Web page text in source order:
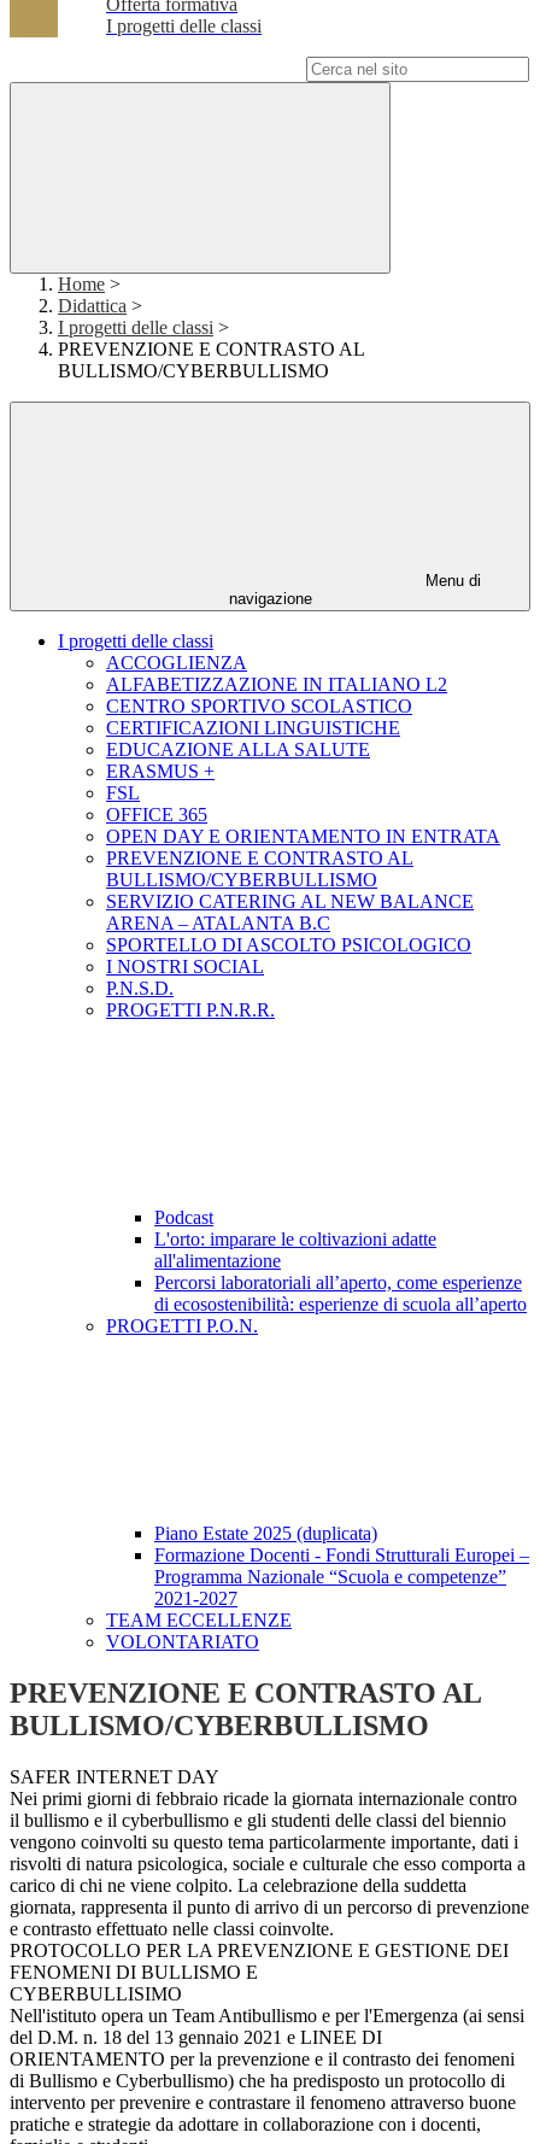
Offerta formativa
I progetti delle classi
Home >
Didattica >
I progetti delle classi >
PREVENZIONE E CONTRASTO AL
BULLISMO/CYBERBULLISMO
Menu di
navigazione
I progetti delle classi
ACCOGLIENZA
ALFABETIZZAZIONE IN ITALIANO L2
CENTRO SPORTIVO SCOLASTICO
CERTIFICAZIONI LINGUISTICHE
EDUCAZIONE ALLA SALUTE
ERASMUS +
FSL
OFFICE 365
OPEN DAY E ORIENTAMENTO IN ENTRATA
PREVENZIONE E CONTRASTO AL
BULLISMO/CYBERBULLISMO
SERVIZIO CATERING AL NEW BALANCE
ARENA – ATALANTA B.C
SPORTELLO DI ASCOLTO PSICOLOGICO
I NOSTRI SOCIAL
P.N.S.D.
PROGETTI P.N.R.R.
Podcast
L'orto: imparare le coltivazioni adatte
all'alimentazione
Percorsi laboratoriali all’aperto, come esperienze
di ecosostenibilità: esperienze di scuola all’aperto
PROGETTI P.O.N.
Piano Estate 2025 (duplicata)
Formazione Docenti - Fondi Strutturali Europei –
Programma Nazionale “Scuola e competenze”
2021-2027
TEAM ECCELLENZE
VOLONTARIATO
PREVENZIONE E CONTRASTO AL
BULLISMO/CYBERBULLISMO
SAFER INTERNET DAY
Nei primi giorni di febbraio ricade la giornata internazionale contro
il bullismo e il cyberbullismo e gli studenti delle classi del biennio
vengono coinvolti su questo tema particolarmente importante, dati i
risvolti di natura psicologica, sociale e culturale che esso comporta a
carico di chi ne viene colpito. La celebrazione della suddetta
giornata, rappresenta il punto di arrivo di un percorso di prevenzione
e contrasto effettuato nelle classi coinvolte.
PROTOCOLLO PER LA PREVENZIONE E GESTIONE DEI
FENOMENI DI BULLISMO E
CYBERBULLISIMO
Nell'istituto opera un Team Antibullismo e per l'Emergenza (ai sensi
del D.M. n. 18 del 13 gennaio 2021 e LINEE DI
ORIENTAMENTO per la prevenzione e il contrasto dei fenomeni
di Bullismo e Cyberbullismo) che ha predisposto un protocollo di
intervento perprevenire e contrastare il fenomeno attraverso buone
pratiche e strategie da adottare in collaborazione con i docenti,